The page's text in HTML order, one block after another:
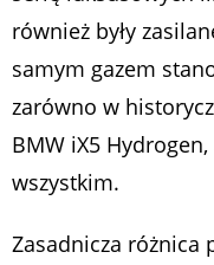
również były
samym gazem
zarówno w
BMW iX5
wszystkim.
Zasadnicza różnica